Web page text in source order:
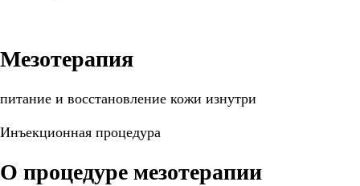
Мезотерапия
питание и восстановление кожи изнутри
Инъекционная процедура
О процедуре мезотерапии